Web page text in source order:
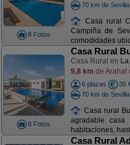
8 Fotos
70 km de Sevilla
Casa rural
Campiña de
comodidades
8 Fotos
Casa Rural
Casa Rural en
9,8 km de Arahal
6 plazas
35
70 km de Sevilla
Casa rural
agradable
habitaciones,
Casa Rural